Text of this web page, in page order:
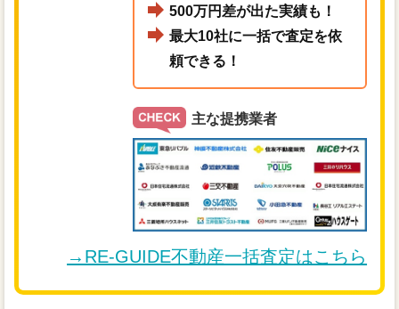
500万円差が出た実績も！
最大10社に一括で査定を依
頼できる！
主な提携業者
→RE-GUIDE不動産一括査定はこちら